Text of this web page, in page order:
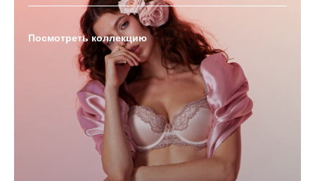
Посмотреть коллекцию